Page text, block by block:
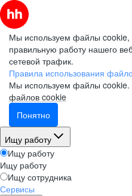
Мы используем файлы cookie,
правильную работу нашего
сетевой трафик.
Правила использования
Мы используем файлы cookie.
файлов cookie
Понятно
Ищу работу
Ищу работу
Ищу работу
Ищу сотрудника
Сервисы